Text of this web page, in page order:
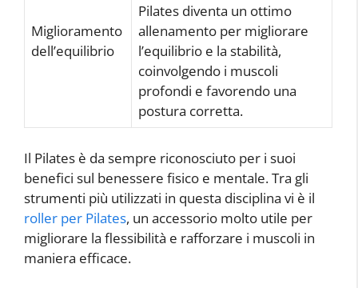
Miglioramento
dell’equilibrio
Pilates diventa un ottimo
allenamento per migliorare
l’equilibrio e la stabilità,
coinvolgendo i muscoli
profondi e favorendo una
postura corretta.
Il Pilates è da sempre riconosciuto per i suoi
benefici sul benessere fisico e mentale. Tra gli
strumenti più utilizzati in questa disciplina vi è il
roller per Pilates, un accessorio molto utile per
migliorare la flessibilità e rafforzare i muscoli in
maniera efficace.